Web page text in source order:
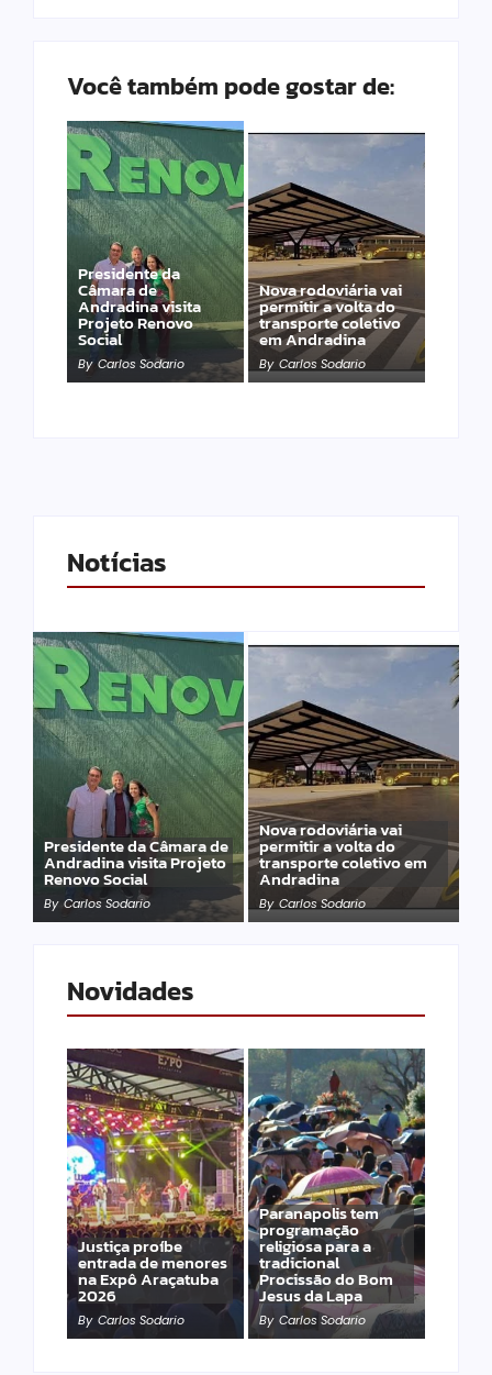
Você também pode gostar de:
Presidente da
Câmara de
Andradina visita
Projeto Renovo
Social
By Carlos Sodario
Nova rodoviária vai
permitir a volta do
transporte coletivo
em Andradina
By Carlos Sodario
Notícias
Presidente da Câmara de
Andradina visita Projeto
Renovo Social
By Carlos Sodario
Nova rodoviária vai
permitir a volta do
transporte coletivo em
Andradina
By Carlos Sodario
Novidades
Justiça proíbe
entrada de menores
na Expô Araçatuba
2026
By Carlos Sodario
Paranapolis tem
programação
religiosa para a
tradicional
Procissão do Bom
Jesus da Lapa
By Carlos Sodario